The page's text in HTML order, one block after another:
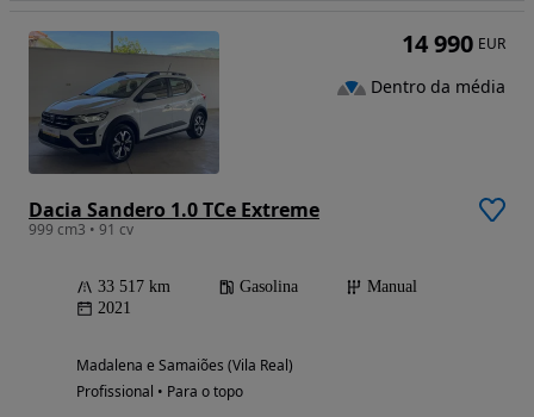
Dacia Sandero 1.0 TCe Extreme
999 cm3 • 91 cv
33 517 km Gasolina
Manual
2021
Madalena e Samaiões (Vila Real)
Profissional • Para o topo
14 990 EUR
Dentro da média